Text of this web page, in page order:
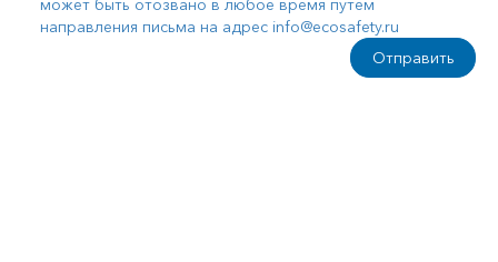
может быть отозвано в любое время путем
направления письма на адрес info@ecosafety.ru